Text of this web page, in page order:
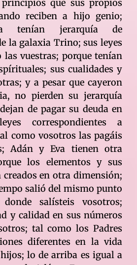
que sus propios
reciben a hijo genio;
tenían jerarquía de
la galaxia Trino; sus leyes
vuestras; porque tenían
sus cualidades y
y a pesar que cayeron
no pierden su jerarquía
de pagar su deuda en
correspondientes a
como vosotros las pagáis
Adán y Eva tienen otra
los elementos y sus
en otra dimensión;
salió del mismo punto
salísteis vosotros;
y calidad en sus números
tal como los Padres
diferentes en la vida
lo de arriba es igual a